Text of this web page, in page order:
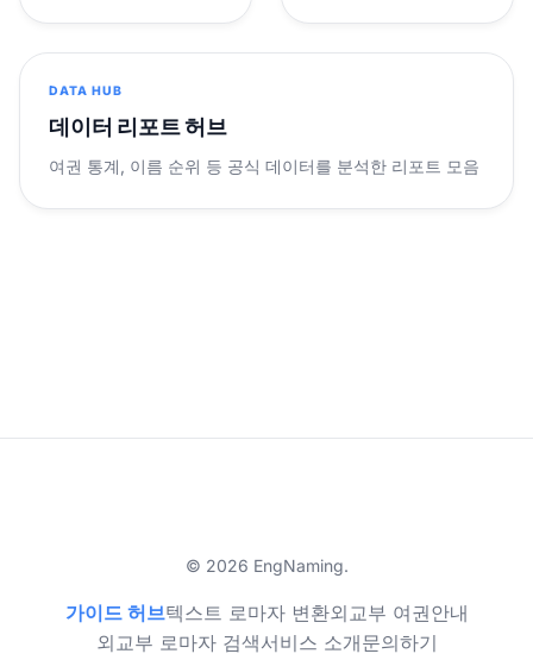
DATA HUB
데이터 리포트 허브
여권 통계, 이름 순위 등 공식 데이터를 분석한 리포트 모음
© 2026 EngNaming.
가이드 허브텍스트 로마자 변환외교부 여권안내
외교부 로마자 검색서비스 소개문의하기